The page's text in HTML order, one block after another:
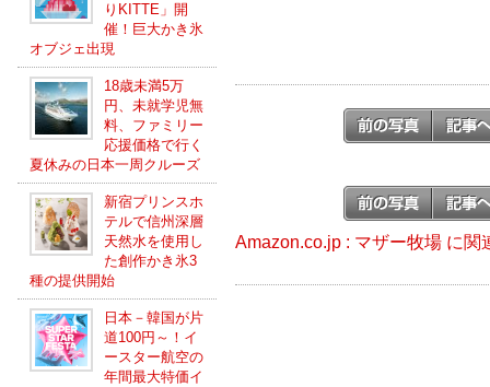
りKITTE」開
催！巨大かき氷
オブジェ出現
18歳未満5万
円、未就学児無
料、ファミリー
応援価格で行く
夏休みの日本一周クルーズ
新宿プリンスホ
テルで信州深層
天然水を使用し
た創作かき氷3
種の提供開始
日本－韓国が片
道100円～！イ
ースター航空の
年間最大特価イ
Amazon.co.jp : マザー牧場 に関